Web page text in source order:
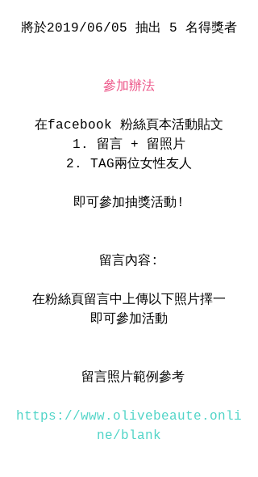
將於2019/06/05 抽出 5 名得獎者
參加辦法
在facebook 粉絲頁本活動貼文
1. 留言 + 留照片
2. TAG兩位女性友人
即可參加抽獎活動!
留言內容:
在粉絲頁留言中上傳以下照片擇一
即可參加活動
留言照片範例參考
https://www.olivebeaute.onli
ne/blank